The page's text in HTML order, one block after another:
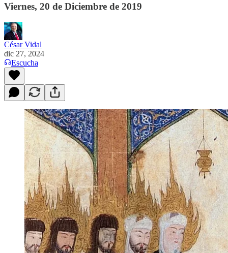
Viernes, 20 de Diciembre de 2019
César Vidal
dic 27, 2024
Escucha